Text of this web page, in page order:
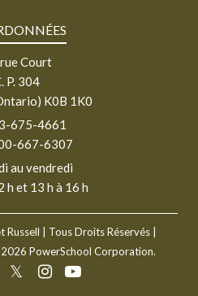
Court
P. 304
K0B 1K0
675-4661
667-6307
au vendredi
h et 13 h à 16 h
Russell
| Tous Droits Réservés |
2026 PowerSchool Corporation.
𝕏